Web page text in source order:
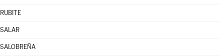
RUBITE
SALAR
SALOBREÑA